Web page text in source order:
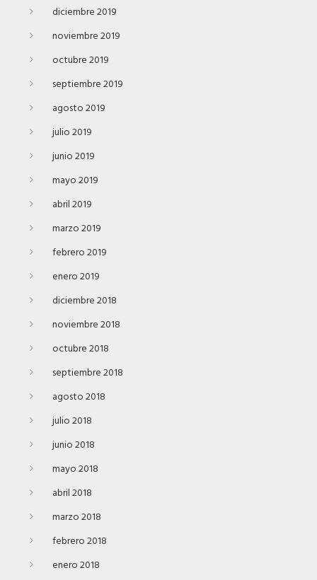
diciembre 2019
noviembre 2019
octubre 2019
septiembre 2019
agosto 2019
julio 2019
junio 2019
mayo 2019
abril 2019
marzo 2019
febrero 2019
enero 2019
diciembre 2018
noviembre 2018
octubre 2018
septiembre 2018
agosto 2018
julio 2018
junio 2018
mayo 2018
abril 2018
marzo 2018
febrero 2018
enero 2018